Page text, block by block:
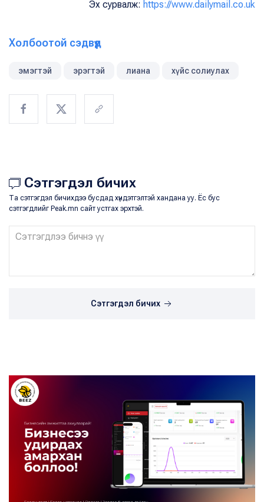
Эх сурвалж: https://www.dailymail.co.uk
Холбоотой сэдвүүд
эмэгтэй эрэгтэй лиана хүйс солиулах
Сэтгэгдэл бичих
Та сэтгэгдэл бичихдээ бусдад хүндэтгэлтэй хандана уу. Ёс бус
сэтгэгдлийг Peak.mn сайт устгах эрхтэй.
Сэтгэгдэл бичих